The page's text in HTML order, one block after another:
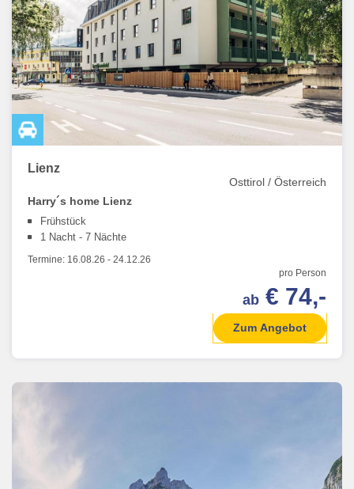
Lienz
Osttirol / Österreich
Harry´s home Lienz
Frühstück
1 Nacht - 7 Nächte
Termine: 16.08.26 - 24.12.26
pro Person
ab € 74,-
Zum Angebot